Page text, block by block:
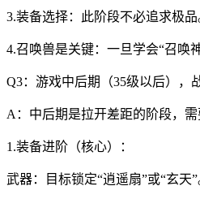
3.装备选择：此阶段不必追求极
4.召唤兽是关键：一旦学会“召唤
Q3：游戏中后期（35级以后），
A：中后期是拉开差距的阶段，需
1.装备进阶（核心）：
武器：目标锁定“逍遥扇”或“玄天